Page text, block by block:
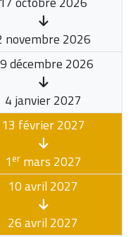
novembre 2026
décembre 2026
4 janvier 2027
13 février 2027
1ermars 2027
10 avril 2027
26 avril 2027